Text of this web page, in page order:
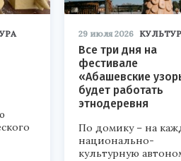
29 июля 2026
Все три дня на
фестивале
«Абашевские
будет работать
этнодеревня
По домику – на
национально-
культурную